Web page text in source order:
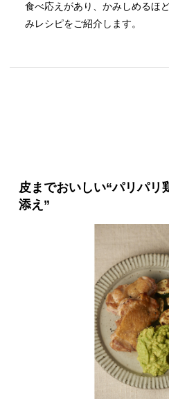
食べ応えがあり、かみしめるほ
みレシピをご紹介します。
皮までおいしい“パリパリ
添え”